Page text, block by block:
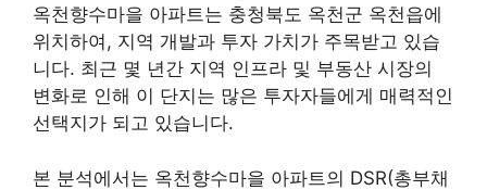
옥천향수마을 아파트는 충청북도 옥천군 옥천읍에
위치하여, 지역 개발과 투자 가치가 주목받고 있습
니다. 최근 몇 년간 지역 인프라 및 부동산 시장의
변화로 인해 이 단지는 많은 투자자들에게 매력적인
선택지가 되고 있습니다.
본 분석에서는 옥천향수마을 아파트의 DSR(총부채